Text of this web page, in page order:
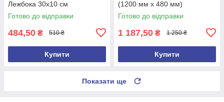
Лежбока 30х10 см
Готово до відправки
484,50 ₴ 510 ₴
Купити
(1200 мм х 480 мм)
Готово до відправки
1 187,50 ₴ 1 250 ₴
Купити
Показати ще